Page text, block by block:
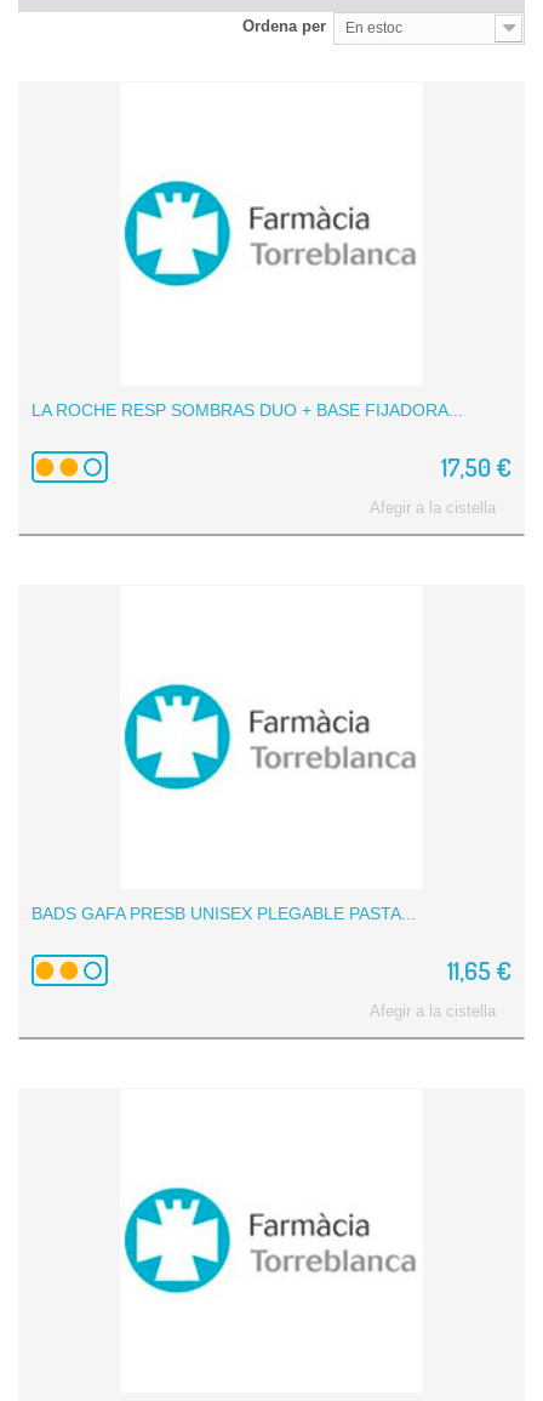
Ordena per En estoc
LA ROCHE RESP SOMBRAS DUO + BASE FIJADORA...
17,50 €
Afegir a la cistella
BADS GAFA PRESB UNISEX PLEGABLE PASTA...
11,65 €
Afegir a la cistella